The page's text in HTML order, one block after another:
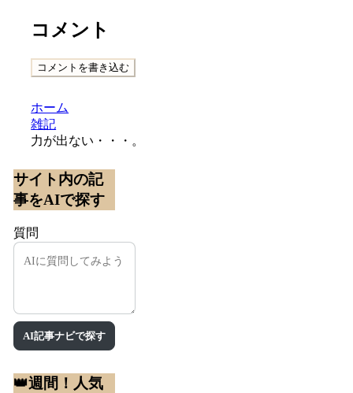
コメント
コメントを書き込む
ホーム
雑記
力が出ない・・・。
サイト内の記
事をAIで探す
質問
AI記事ナビで探す
👑週間！人気